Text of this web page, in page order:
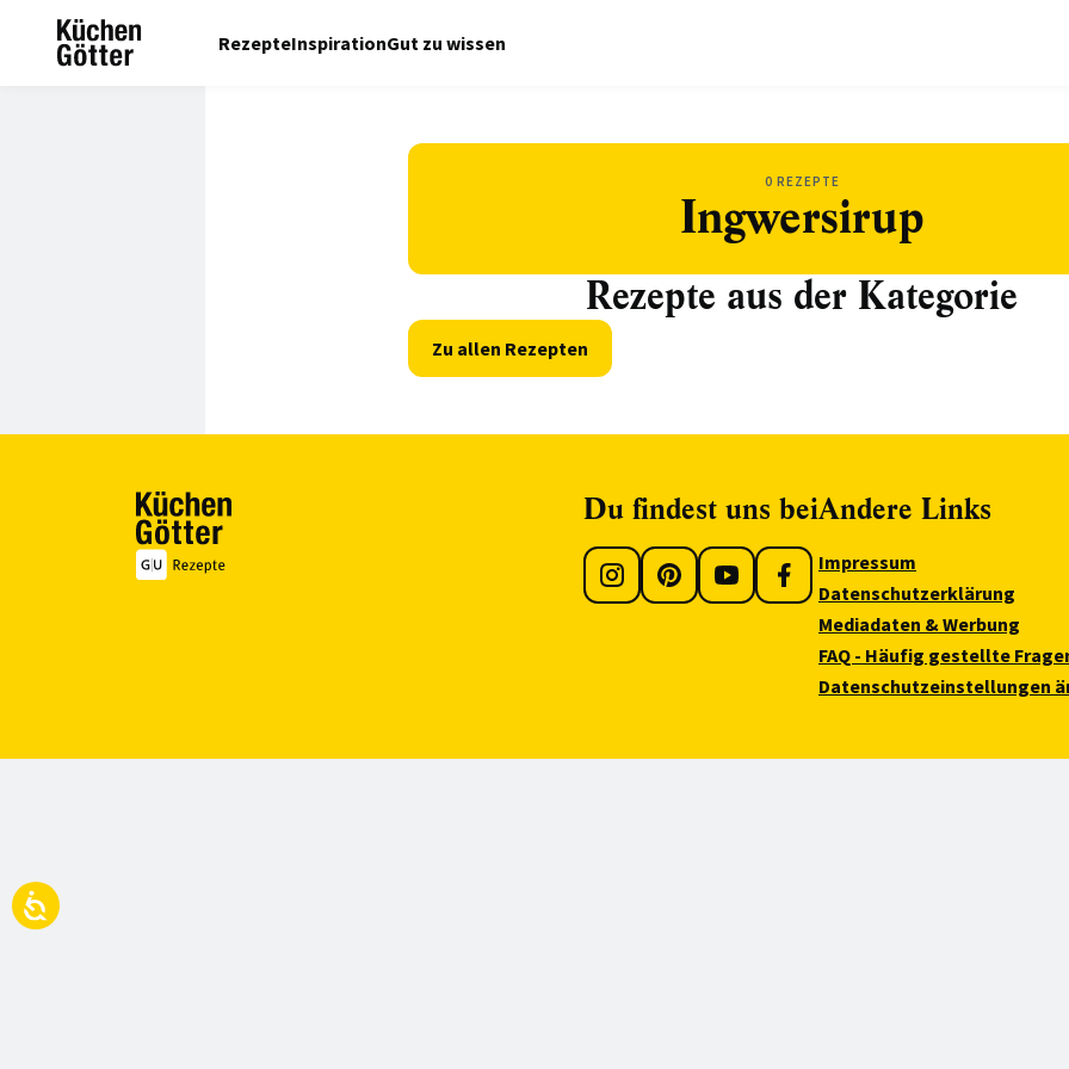
RezepteInspirationGut zu wissen
0 REZEPTE
Ingwersirup
Rezepte aus der Kategorie
Zu allen Rezepten
Du findest uns beiAndere Links
Impressum
Datenschutzerklärung
Mediadaten & Werbung
FAQ - Häufig gestellte
Datenschutzeinstellungen